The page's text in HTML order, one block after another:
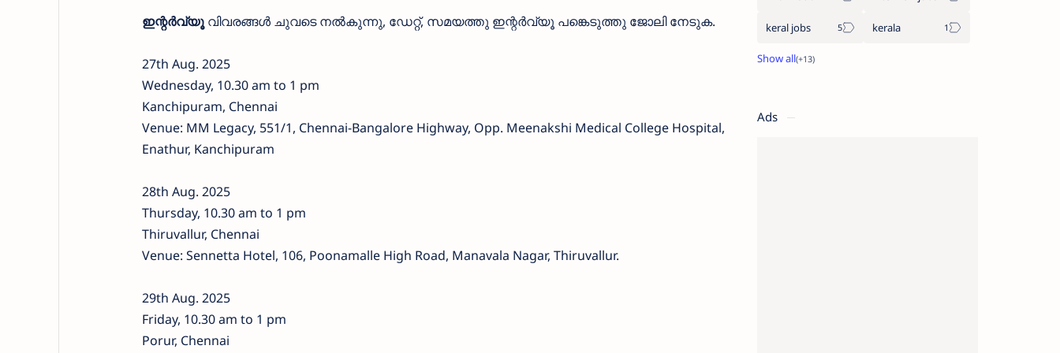
ഇന്റർവ്യൂവിവരങ്ങൾ ചുവടെ നൽകുന്നു, ഡേറ്റ്, സമയത്തു ഇന്റർവ്യൂ പങ്കെടുത്തു ജോലി നേടുക.
27th Aug. 2025
Wednesday, 10.30 am to 1 pm
Kanchipuram, Chennai
Venue: MM Legacy, 551/1, Chennai-Bangalore Highway, Opp. Meenakshi Medical College Hospital,
Enathur, Kanchipuram
28th Aug. 2025
Thursday, 10.30 am to 1 pm
Thiruvallur, Chennai
Venue: Sennetta Hotel, 106, Poonamalle High Road, Manavala Nagar, Thiruvallur.
29th Aug. 2025
Friday, 10.30 am to 1 pm
Porur, Chennai
keral jobs kerala
Ads